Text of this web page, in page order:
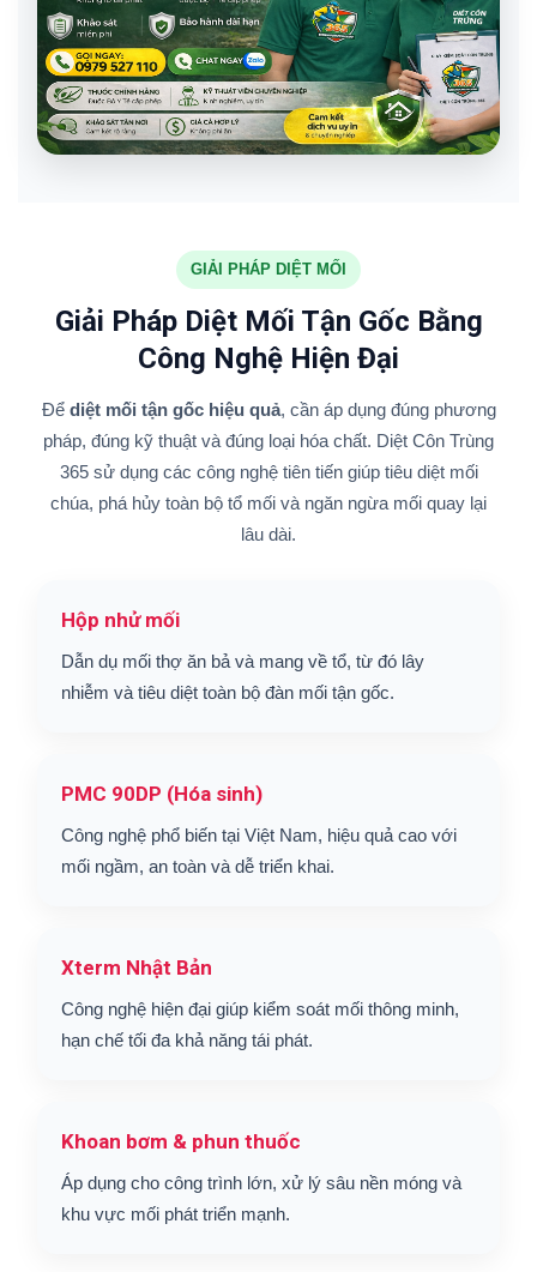
GIẢI PHÁP DIỆT MỐI
Giải Pháp Diệt Mối Tận Gốc Bằng
Công Nghệ Hiện Đại
Để diệt mối tận gốc hiệu quả, cần áp dụng đúng phương
pháp, đúng kỹ thuật và đúng loại hóa chất. Diệt Côn Trùng
365 sử dụng các công nghệ tiên tiến giúp tiêu diệt mối
chúa, phá hủy toàn bộ tổ mối và ngăn ngừa mối quay lại
lâu dài.
Hộp nhử mối
Dẫn dụ mối thợ ăn bả và mang về tổ, từ đó lây
nhiễm và tiêu diệt toàn bộ đàn mối tận gốc.
PMC 90DP (Hóa sinh)
Công nghệ phổ biến tại Việt Nam, hiệu quả cao với
mối ngầm, an toàn và dễ triển khai.
Xterm Nhật Bản
Công nghệ hiện đại giúp kiểm soát mối thông minh,
hạn chế tối đa khả năng tái phát.
Khoan bơm & phun thuốc
Áp dụng cho công trình lớn, xử lý sâu nền móng và
khu vực mối phát triển mạnh.